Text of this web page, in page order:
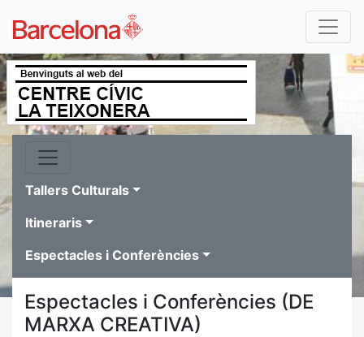
Tallers Culturals
Itineraris
Espectacles i Conferències
Espectacles i Conferències (DE
MARXA CREATIVA)